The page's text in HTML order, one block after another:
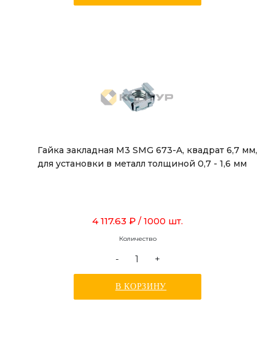
Гайка закладная М3 SMG 673-A, квадрат 6,7 мм,
для установки в металл толщиной 0,7 - 1,6 мм
4 117.63 ₽ / 1000 шт.
Количество
- +
В КОРЗИНУ